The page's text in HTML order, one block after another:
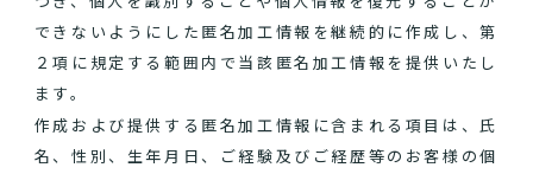
できないようにした匿名加工情報を継続的に作成し、第
２項に規定する範囲内で当該匿名加工情報を提供いたし
ます。
作成および提供する匿名加工情報に含まれる項目は、氏
名、性別、生年月日、ご経験及びご経歴等のお客様の個